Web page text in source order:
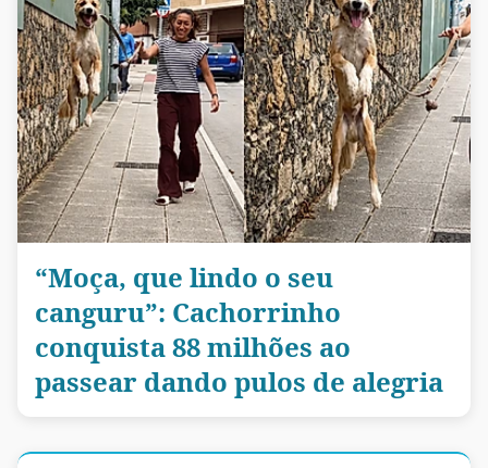
“Moça, que lindo o seu
canguru”: Cachorrinho
conquista 88 milhões ao
passear dando pulos de alegria